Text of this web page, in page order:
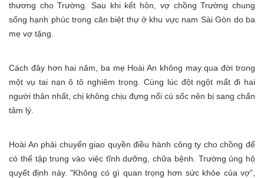
thương cho Trường. Sau khi kết hôn, vợ chồng Trường chung
sống hạnh phúc trong căn biệt thự ở khu vực nam Sài Gòn do ba
mẹ vợ tặng.
Cách đây hơn hai năm, ba mẹ Hoài An không may qua đời trong
một vụ tai nạn ô tô nghiêm trọng. Cùng lúc đột ngột mất đi hai
người thân nhất, chị không chịu đựng nổi cú sốc nên bị sang chấn
tâm lý.
Hoài An phải chuyển giao quyền điều hành công ty cho chồng để
có thể tập trung vào việc tĩnh dưỡng, chữa bệnh. Trường ủng hộ
quyết định này. "Không có gì quan trọng hơn sức khỏe của vợ",